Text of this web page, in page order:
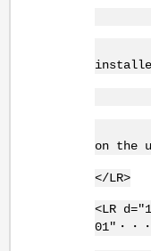
on the
</LR>
<LR
01"・・